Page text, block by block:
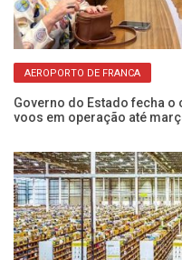
AEROPORTO DE FRANCA
Governo do Estado fecha
voos em operação até